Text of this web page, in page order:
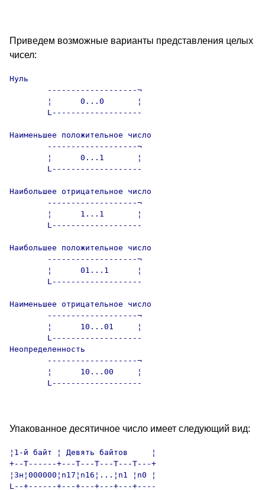
Приведем возможные варианты представления целых
чисел:
Нуль
        -------------------¬
        ¦      0...0       ¦
        L-------------------
Наименьшее положительное число
        -------------------¬
        ¦      0...1       ¦
        L-------------------
Наибольшее отрицательное число
        -------------------¬
        ¦      1...1       ¦
        L-------------------
Наибольшее положительное число
        -------------------¬
        ¦      01...1      ¦
        L-------------------
Наименьшее отрицательное число
        -------------------¬
        ¦      10...01     ¦
        L-------------------
Неопределенность
        -------------------¬
        ¦      10...00     ¦
        L-------------------
Упакованное десятичное число имеет следующий вид:
¦1-й байт ¦ Девять байтов     ¦
+--T------+---T---T---T---T---+
¦Зн¦000000¦n17¦n16¦...¦n1 ¦n0 ¦
L--+------+---+---+---+---+----